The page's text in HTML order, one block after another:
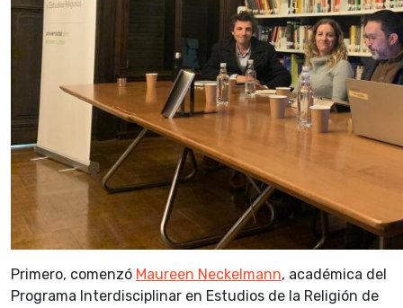
Primero, comenzó Maureen Neckelmann, académica del
Programa Interdisciplinar en Estudios de la Religión de